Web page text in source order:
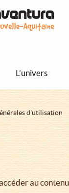
L’univers
d'utilisation
au